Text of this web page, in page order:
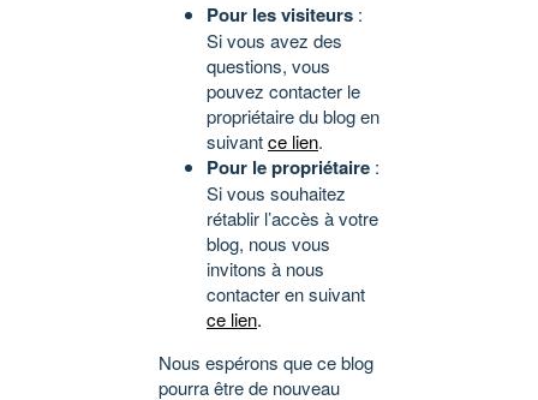
Pour les visiteurs :
Si vous avez des
questions, vous
pouvez contacter le
propriétaire du blog en
suivantce lien.
Pour le propriétaire :
Si vous souhaitez
rétablir l’accès à votre
blog, nous vous
invitons à nous
contacter en suivant
ce lien.
Nous espérons que ce blog
pourra être de nouveau